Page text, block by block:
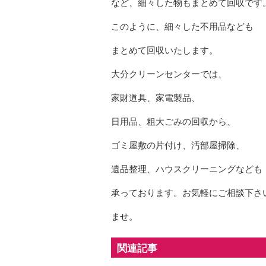
など、細々した物もまとめて回収です
このように、細々した不用品なども
まとめて回収いたします。
大分クリーンセンターでは、
家財道具、家電製品、
日用品、粗大ごみの回収から、
ゴミ屋敷の片付け、汚部屋掃除、
遺品整理、ハウスクリーニングなども
承っております。お気軽にご相談下さ
ませ。
関連記事